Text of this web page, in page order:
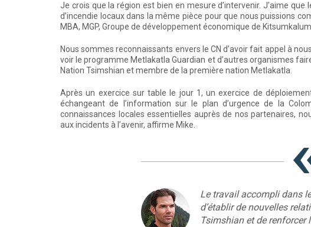
Je crois que la région est bien en mesure d’intervenir. J’aime
d’incendie locaux dans la même pièce pour que nous puissions
MBA, MGP, Groupe de développement économique de
Nous sommes reconnaissants envers le CN d’avoir fait appel à
voir le programme Metlakatla Guardian et d’autres organismes
Nation Tsimshian et membre de la première nation Metlakatla.
Après un exercice sur table le jour 1, un exercice de
échangeant de l’information sur le plan d’urgence de la
connaissances locales essentielles auprès de nos partenaires,
aux incidents à l’avenir, affirme Mike.
Le travail accompli dans
d’établir de nouvelles
Tsimshian et de renforcer